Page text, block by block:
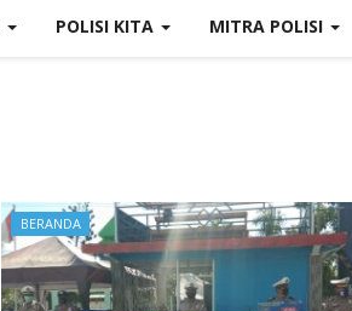
POLISI KITA MITRA POLISI
BERANDA